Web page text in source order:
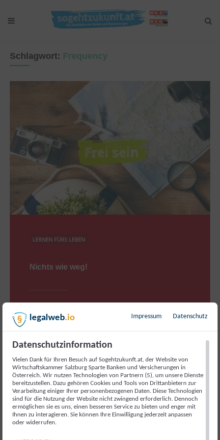
Schlagwort: Frequency
LERNEN FÜRS LEBEN
Nichts wie weg!
Immer auf Achse Reisen erweitert deinen Horizont und
die Quali deines Instagram-Accounts, kann aber den
Inhalt deiner Geldbörse bedeutend schmälern. Ein
Problem, dass dir vielleicht bekannt vorkommt. Falls
du nicht…
15. JANUAR 2021
legalweb.io Impressum Datenschutz
Datenschutzinformation
Vielen Dank für Ihren Besuch auf Sogehtzukunft.at, der Website von
Wirtschaftskammer Salzburg Sparte Banken und Versicherungen in
Österreich. Wir nutzen Technologien von Partnern (5), um unsere Dienste
bereitzustellen. Dazu gehören Cookies und Tools von Drittanbietern zur
Verarbeitung einiger Ihrer personenbezogenen Daten. Diese Technologien
sind für die Nutzung der Website nicht zwingend erforderlich. Dennoch
ermöglichen sie es uns, einen besseren Service zu bieten und enger mit
Ihnen zu interagieren. Sie können Ihre Einwilligung jederzeit anpassen
oder widerrufen.